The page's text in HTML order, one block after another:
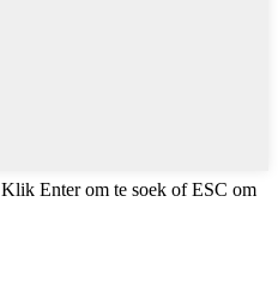
Klik Enter om te soek of ESC om